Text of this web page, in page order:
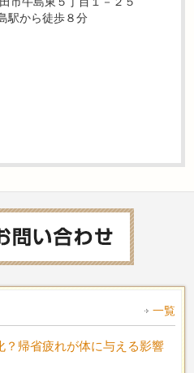
駅から徒歩８分
一覧
？帰省疲れが体に与える影響